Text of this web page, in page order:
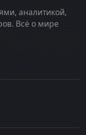
аналитикой,
Всё о мире